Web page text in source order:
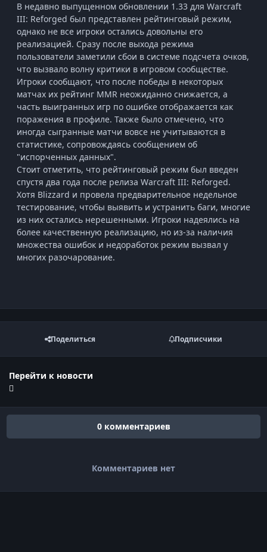
В недавно выпущенном обновлении 1.33 для Warcraft
III: Reforged был представлен рейтинговый режим,
однако не все игроки остались довольны его
реализацией. Сразу после выхода режима
пользователи заметили сбои в системе подсчета очков,
что вызвало волну критики в игровом сообществе.
Игроки сообщают, что после победы в некоторых
матчах их рейтинг MMR неожиданно снижается, а
часть выигранных игр по ошибке отображается как
поражения в профиле. Также было отмечено, что
иногда сыгранные матчи вовсе не учитываются в
статистике, сопровождаясь сообщением об
"испорченных данных".
Стоит отметить, что рейтинговый режим был введен
спустя два года после релиза Warcraft III: Reforged.
Хотя Blizzard и провела предварительное недельное
тестирование, чтобы выявить и устранить баги, многие
из них остались нерешенными. Игроки надеялись на
более качественную реализацию, но из-за наличия
множества ошибок и недоработок режим вызвал у
многих разочарование.
Поделиться Подписчики
Перейти к новости
0 комментариев
Комментариев нет